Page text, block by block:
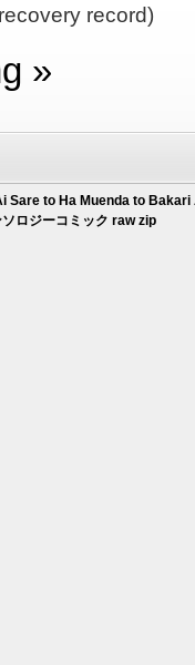
record)
»
Sare to Ha Muenda to
ロジーコミック raw zip